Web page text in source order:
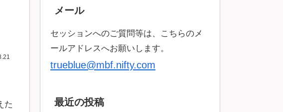
た
メール
セッションへのご質問等は、こちらのメ
ールアドレスへお願いします。
trueblue@mbf.nifty.com
最近の投稿